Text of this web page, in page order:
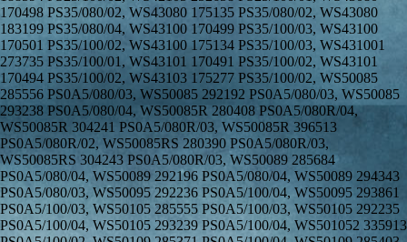
170498 PS35/080/02, WS43080 175135 PS35/080/02, WS43080
183199 PS35/080/04, WS43100 170499 PS35/100/03, WS43100
170501 PS35/100/02, WS43100 175134 PS35/100/03, WS431001
273735 PS35/100/01, WS43101 170491 PS35/100/02, WS43101
170494 PS35/100/02, WS43103 175277 PS35/100/02, WS50085
285556 PS0A5/080/03, WS50085 292192 PS0A5/080/03, WS50085
293238 PS0A5/080/04, WS50085R 280408 PS0A5/080R/04,
WS50085R 304241 PS0A5/080R/03, WS50085R 396513
PS0A5/080R/02, WS50085RS 280390 PS0A5/080R/03,
WS50085RS 304243 PS0A5/080R/03, WS50089 285684
PS0A5/080/04, WS50089 292196 PS0A5/080/04, WS50089 294343
PS0A5/080/03, WS50095 292236 PS0A5/100/04, WS50095 293861
PS0A5/100/03, WS50105 285555 PS0A5/100/03, WS50105 292235
PS0A5/100/04, WS50105 293239 PS0A5/100/04, WS501052 335913